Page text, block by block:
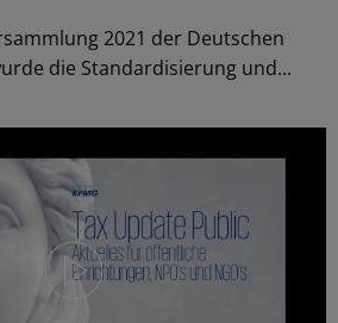
2021 der Deutschen
die Standardisierung und...